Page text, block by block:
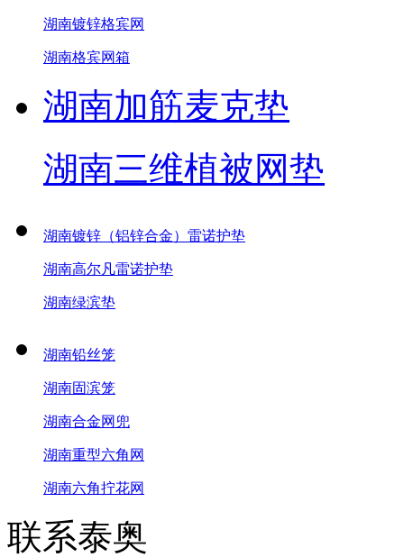
湖南镀锌格宾网
湖南格宾网箱
湖南加筋麦克垫
湖南三维植被网垫
湖南镀锌（铝锌合金）雷诺护垫
湖南高尔凡雷诺护垫
湖南绿滨垫
湖南铅丝笼
湖南固滨笼
湖南合金网兜
湖南重型六角网
湖南六角拧花网
联系泰奥